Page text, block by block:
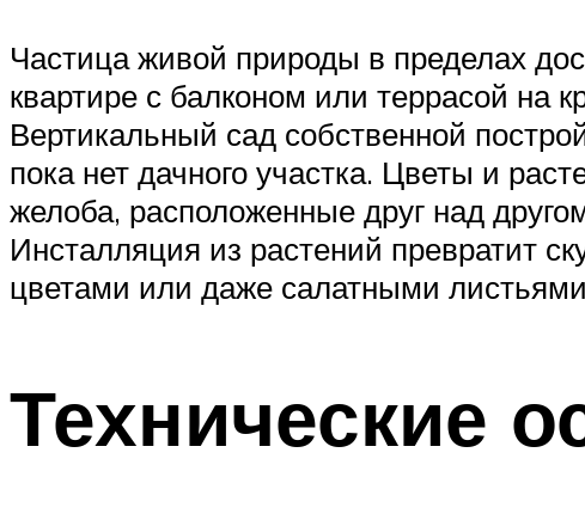
Частица живой природы в пределах
квартире с балконом или террасой на
Вертикальный сад собственной
пока нет дачного участка. Цветы и
желоба, расположенные друг над
Инсталляция из растений превратит
цветами или даже салатными
Технические